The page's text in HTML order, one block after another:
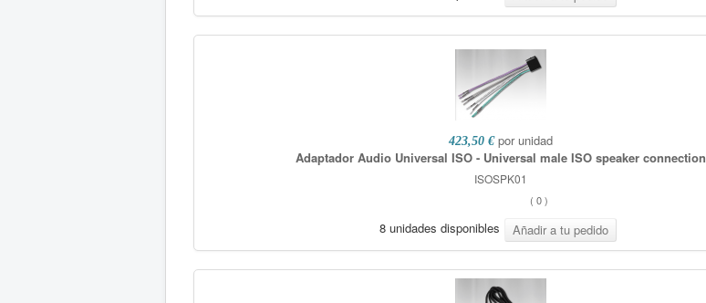
423,50 € por unidad
Adaptador Audio Universal ISO - Universal male ISO speaker connection
ISOSPK01
( 0)
8 unidades disponibles